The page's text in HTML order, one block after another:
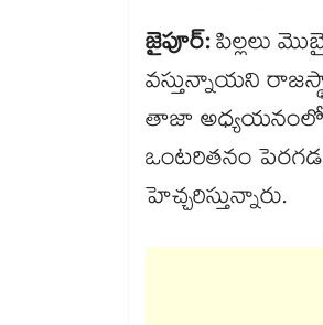
జైపూర్:పిల్లలు
వస్తున్నాయని
తాజా అధ్యయనంలో
ఒంటరితనం
హెచ్చరిస్తున్నారు.